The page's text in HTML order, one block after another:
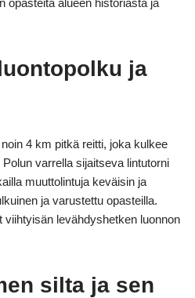
opasteita alueen historiasta ja
ja
4 km pitkä reitti, joka kulkee
varrella sijaitseva lintutorni
muuttolintuja keväisin ja
ja varustettu opasteilla.
viihtyisän levähdyshetken luonnon
silta ja sen